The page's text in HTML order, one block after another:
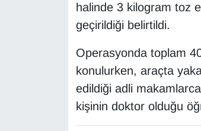
halinde 3 kilogram toz
geçirildiği belirtildi.
Operasyonda toplam
konulurken, araçta
edildiği adli
kişinin doktor olduğu
Kamu Alımları
Kim Kimdir?
Kültür & Sanat